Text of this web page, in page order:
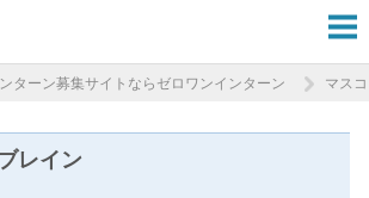
ターン募集サイトならゼロワンインターン マス
レイン